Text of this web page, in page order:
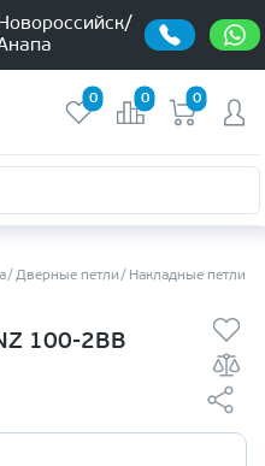
Новороссийск/
0 0 0
Дверные петли Накладные петли
100-2BB